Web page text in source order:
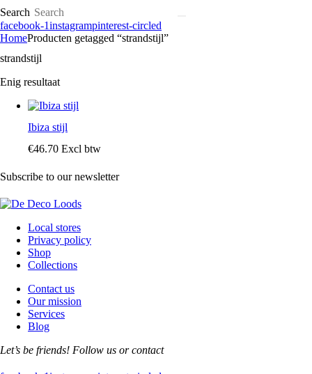
Search
facebook-1instagrampinterest-circled
HomeProducten getagged “strandstijl”
strandstijl
Enig resultaat
Ibiza stijl
€46.70 Excl btw
Subscribe to our newsletter
Local stores
Privacy policy
Shop
Collections
Contact us
Our mission
Services
Blog
Let’s be friends! Follow us or contact